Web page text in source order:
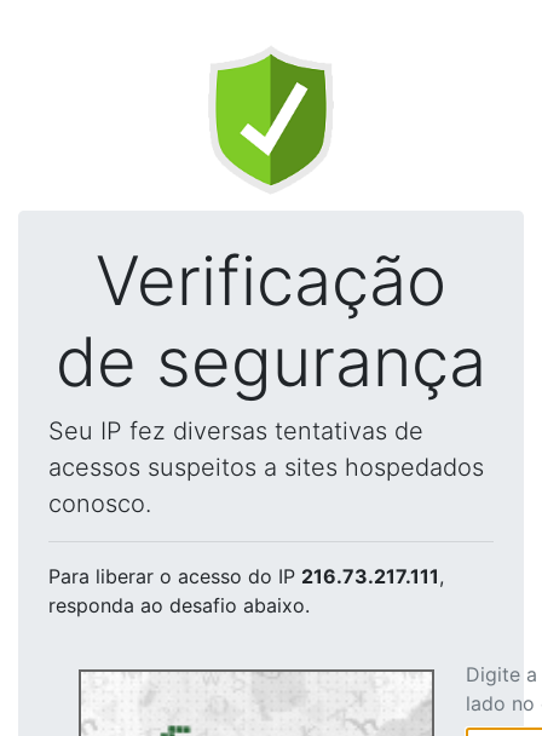
Verificação
de segurança
Seu IP fez diversas tentativas de
acessos suspeitos a sites hospedados
conosco.
Para liberar o acesso do IP 216.73.217.111,
responda ao desafio abaixo.
Digite
lado no